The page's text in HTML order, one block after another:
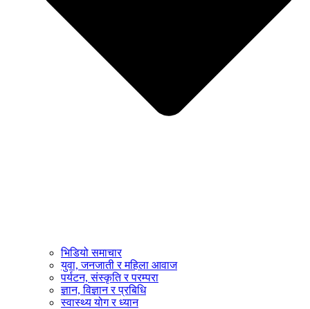
भिडियो समाचार
युवा, जनजाती र महिला आवाज
पर्यटन, संस्कृति र परम्परा
ज्ञान, विज्ञान र प्रबिधि
स्वास्थ्य योग र ध्यान